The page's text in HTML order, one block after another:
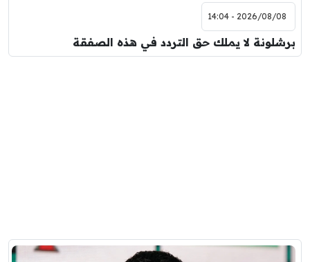
2026/08/08 - 14:04
برشلونة لا يملك حق التردد في هذه الصفقة